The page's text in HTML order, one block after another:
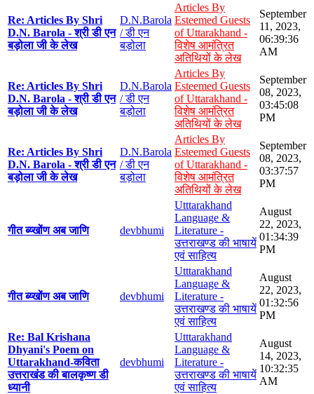
Re: Articles By Shri
D.N. Barola - श्री डी एन
बड़ोला जी के लेख
D.N.Barola
/ डी एन
बड़ोला
Articles By
Esteemed Guests
of Uttarakhand -
विशेष आमंत्रित
अतिथियों के लेख
September
11, 2023,
06:39:36
AM
Re: Articles By Shri
D.N. Barola - श्री डी एन
बड़ोला जी के लेख
D.N.Barola
/ डी एन
बड़ोला
Articles By
Esteemed Guests
of Uttarakhand -
विशेष आमंत्रित
अतिथियों के लेख
September
08, 2023,
03:45:08
PM
Re: Articles By Shri
D.N. Barola - श्री डी एन
बड़ोला जी के लेख
D.N.Barola
/ डी एन
बड़ोला
Articles By
Esteemed Guests
of Uttarakhand -
विशेष आमंत्रित
अतिथियों के लेख
September
08, 2023,
03:37:57
PM
गीत ब्य्खोंण अब जाणि devbhumi
Utttarakhand
Language &
Literature -
उत्तराखण्ड की भाषायें
एवं साहित्य
August
22, 2023,
01:34:39
PM
गीत ब्य्खोंण अब जाणि devbhumi
Utttarakhand
Language &
Literature -
उत्तराखण्ड की भाषायें
एवं साहित्य
August
22, 2023,
01:32:56
PM
Re: Bal Krishana
Dhyani's Poem on
Uttarakhand-कविता
उत्तराखंड की बालकृष्ण डी
ध्यानी
devbhumi
Utttarakhand
Language &
Literature -
उत्तराखण्ड की भाषायें
एवं साहित्य
August
14, 2023,
10:32:35
AM